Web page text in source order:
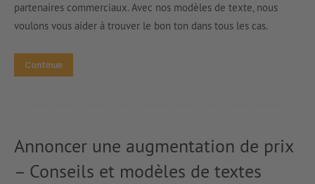
partenaires commerciaux. Avec nos modèles de texte, nous
voulons vous aider à trouver le bon ton dans tous les cas.
Continue
Annoncer une augmentation de prix
– Conseils et modèles de textes